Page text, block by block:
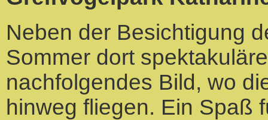
Neben der Besichtigung
Sommer dort
nachfolgendes Bild, wo
hinweg fliegen. Ein Spaß